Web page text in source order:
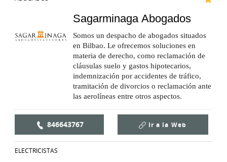
Sagarminaga Abogados
Somos un despacho de abogados situados
en Bilbao. Le ofrecemos soluciones en
materia de derecho, como reclamación de
cláusulas suelo y gastos hipotecarios,
indemnización por accidentes de tráfico,
tramitación de divorcios o reclamación ante
las aerolíneas entre otros aspectos.
846643767 Ir a la Web
ELECTRICISTAS